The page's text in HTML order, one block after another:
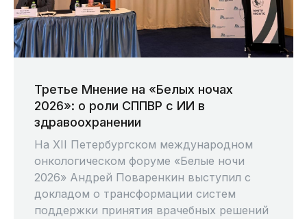
Третье Мнение на «Белых ночах
2026»: о роли СППВР с ИИ в
здравоохранении
На XII Петербургском международном
онкологическом форуме «Белые ночи
2026» Андрей Поваренкин выступил с
докладом о трансформации систем
поддержки принятия врачебных решений